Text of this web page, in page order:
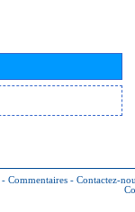
- Commentaires - Contactez-